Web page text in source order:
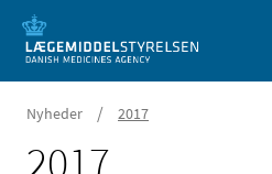
Nyheder / 2017
2017